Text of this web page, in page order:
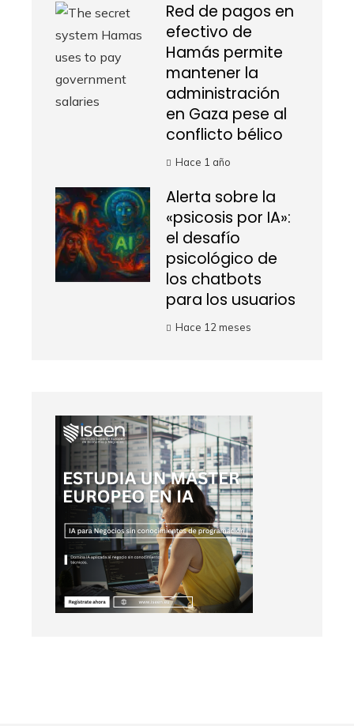
Red de pagos en
efectivo de
Hamás permite
mantener la
administración
en Gaza pese al
conflicto bélico
Hace 1 año
Alerta sobre la
«psicosis por IA»:
el desafío
psicológico de
los chatbots
para los usuarios
Hace 12 meses